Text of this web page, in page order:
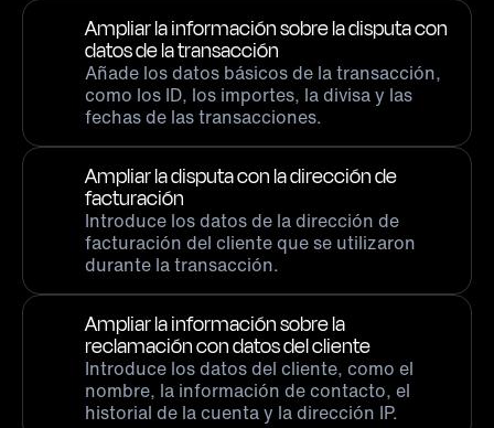
Ampliar la información sobre la disputa con
datos de la transacción
Añade los datos básicos de la transacción,
como los ID, los importes, la divisa y las
fechas de las transacciones.
Ampliar la disputa con la dirección de
facturación
Introduce los datos de la dirección de
facturación del cliente que se utilizaron
durante la transacción.
Ampliar la información sobre la
reclamación con datos del cliente
Introduce los datos del cliente, como el
nombre, la información de contacto, el
historial de la cuenta y la dirección IP.